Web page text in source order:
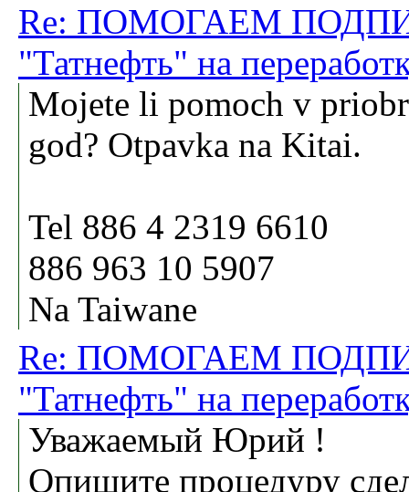
Re: ПОМОГАЕМ
"Татнефть" на
Mojete li pomoch v
god? Otpavka na Kitai.
Tel 886 4 2319 6610
886 963 10 5907
Na Taiwane
Re: ПОМОГАЕМ
"Татнефть" на
Уважаемый Юрий !
Опишите процедуру